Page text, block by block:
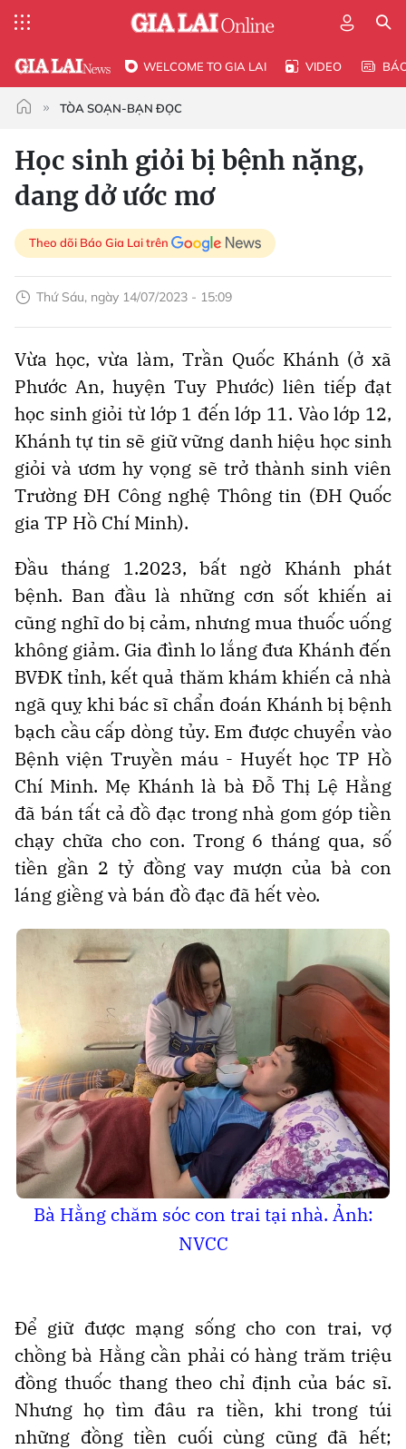
WELCOME TO GIA LAI VIDEO
TÒA SOẠN-BẠN ĐỌC
Học sinh giỏi bị bệnh nặng,
dang dở ước mơ
Theo dõi Báo Gia Lai trên
Thứ Sáu, ngày 14/07/2023 - 15:09
Vừa học, vừa làm, Trần Quốc Khánh (ở xã
Phước An, huyện Tuy Phước) liên tiếp đạt
học sinh giỏi từ lớp 1 đến lớp 11. Vào lớp 12,
Khánh tự tin sẽ giữ vững danh hiệu học sinh
giỏi và ươm hy vọng sẽ trở thành sinh viên
Trường ĐH Công nghệ Thông tin (ĐH Quốc
gia TP Hồ Chí Minh).
Đầu tháng 1.2023, bất ngờ Khánh phát
bệnh. Ban đầu là những cơn sốt khiến ai
cũng nghĩ do bị cảm, nhưng mua thuốc uống
không giảm. Gia đình lo lắng đưa Khánh đến
BVĐK tỉnh, kết quả thăm khám khiến cả nhà
ngã quỵ khi bác sĩ chẩn đoán Khánh bị bệnh
bạch cầu cấp dòng tủy. Em được chuyển vào
Bệnh viện Truyền máu - Huyết học TP Hồ
Chí Minh. Mẹ Khánh là bà Đỗ Thị Lệ Hằng
đã bán tất cả đồ đạc trong nhà gom góp tiền
chạy chữa cho con. Trong 6 tháng qua, số
tiền gần 2 tỷ đồng vay mượn của bà con
láng giềng và bán đồ đạc đã hết vèo.
Bà Hằng chăm sóc con trai tại nhà. Ảnh:
NVCC
Để giữ được mạng sống cho con trai, vợ
chồng bà Hằng cần phải có hàng trăm triệu
đồng thuốc thang theo chỉ định của bác sĩ.
Nhưng họ tìm đâu ra tiền, khi trong túi
những đồng tiền cuối cùng cũng đã hết;